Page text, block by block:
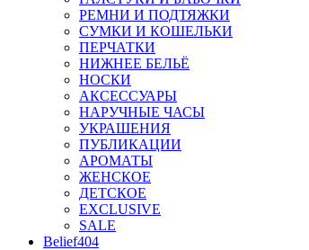
РЕМНИ И ПОДТЯЖКИ
СУМКИ И КОШЕЛЬКИ
ПЕРЧАТКИ
НИЖНЕЕ БЕЛЬЁ
НОСКИ
АКСЕССУАРЫ
НАРУЧНЫЕ ЧАСЫ
УКРАШЕНИЯ
ПУБЛИКАЦИИ
АРОМАТЫ
ЖЕНСКОЕ
ДЕТСКОЕ
EXCLUSIVE
SALE
Belief404